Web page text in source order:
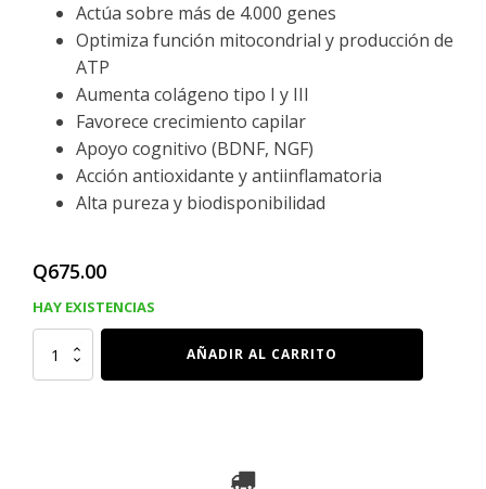
Actúa sobre más de 4.000 genes
Optimiza función mitocondrial y producción de
ATP
Aumenta colágeno tipo I y III
Favorece crecimiento capilar
Apoyo cognitivo (BDNF, NGF)
Acción antioxidante y antiinflamatoria
Alta pureza y biodisponibilidad
Q675.00
HAY EXISTENCIAS
PEPTIDO
GHK-
AÑADIR AL CARRITO